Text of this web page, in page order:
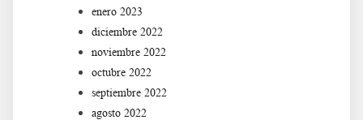
enero 2023
diciembre 2022
noviembre 2022
octubre 2022
septiembre 2022
agosto 2022